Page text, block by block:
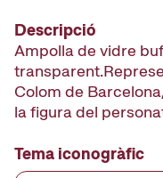
Descripció
Ampolla de vidre
Colom de
la figura del
Tema iconogràfic